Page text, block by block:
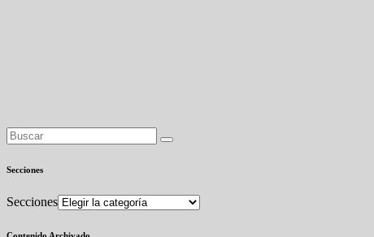
Secciones
Secciones